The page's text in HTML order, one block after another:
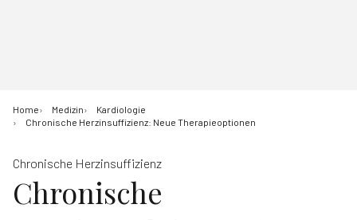
Home Medizin
Kardiologie
Chronische Herzinsuffizienz: Neue Therapieoptionen
Chronische Herzinsuffizienz
Chronische